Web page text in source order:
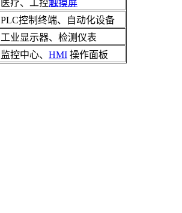
医疗、工控触摸屏
PLC控制终端、自动化设备
工业显示器、检测仪表
监控中心、 HMI 操作面板